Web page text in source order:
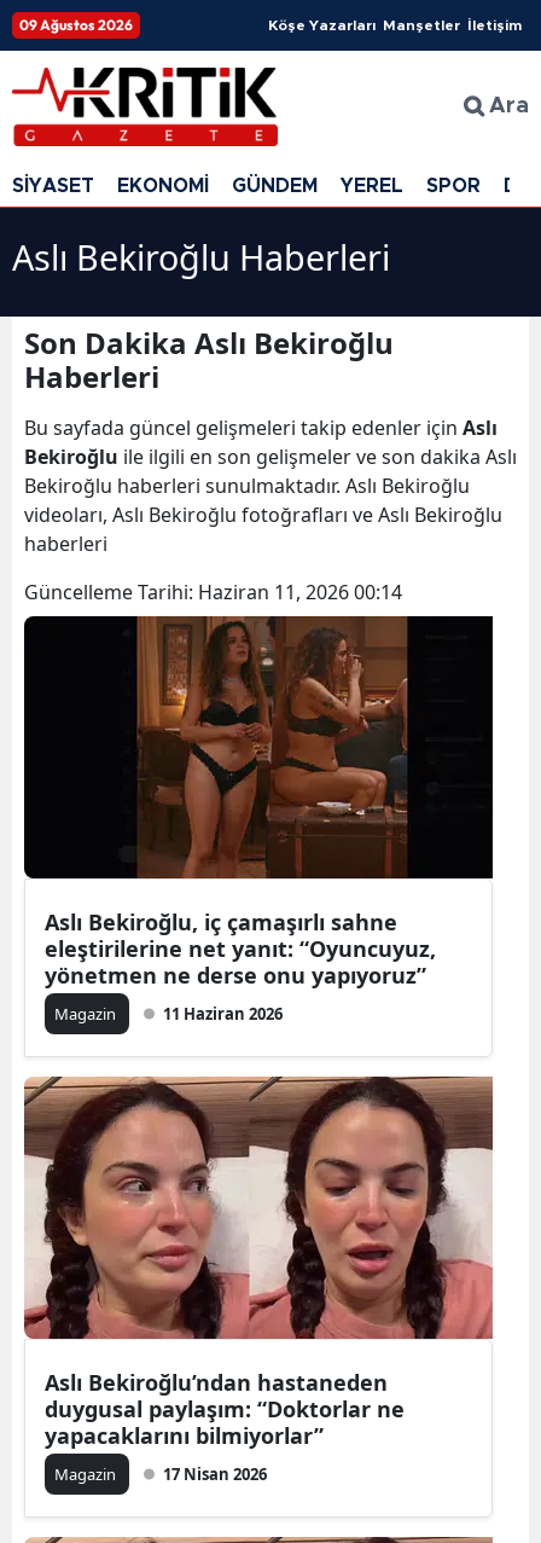
09 Ağustos 2026 Köşe Yazarları Manşetler İletişim
Ara
SİYASET EKONOMİ GÜNDEM YEREL SPOR
Aslı Bekiroğlu Haberleri
Son Dakika Aslı Bekiroğlu
Haberleri
Bu sayfada güncel gelişmeleri takip edenler için Aslı
Bekiroğlu ile ilgili en son gelişmeler ve son dakika Aslı
Bekiroğlu haberleri sunulmaktadır. Aslı Bekiroğlu
videoları, Aslı Bekiroğlu fotoğrafları ve Aslı Bekiroğlu
haberleri
Güncelleme Tarihi: Haziran 11, 2026 00:14
Aslı Bekiroğlu, iç çamaşırlı sahne
eleştirilerine net yanıt: “Oyuncuyuz,
yönetmen ne derse onu yapıyoruz”
Magazin 11 Haziran 2026
Aslı Bekiroğlu’ndan hastaneden
duygusal paylaşım: “Doktorlar ne
yapacaklarını bilmiyorlar”
Magazin 17 Nisan 2026